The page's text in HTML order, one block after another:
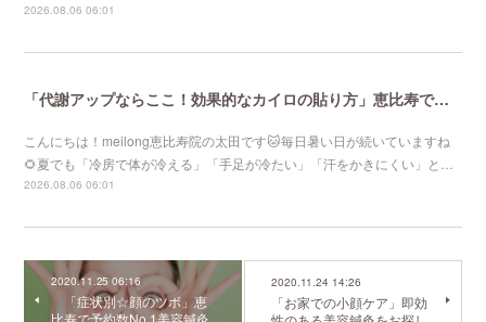
2026.08.06 06:01
「代謝アップならここ！効果的なカイロの貼り方」恵比寿で口コミNo 1美容鍼灸ならmeilong
こんにちは！meilong恵比寿院の太田です🐱毎日暑い日が続いていますね
🌻夏でも「冷房で体が冷える」「手足が冷たい」「汗をかきにくい」と…
2026.08.06 06:01
2020.11.25 06:16
「症状別☆顔のツボ」恵
2020.11.24 14:26
「お家での小顔ケア」即効